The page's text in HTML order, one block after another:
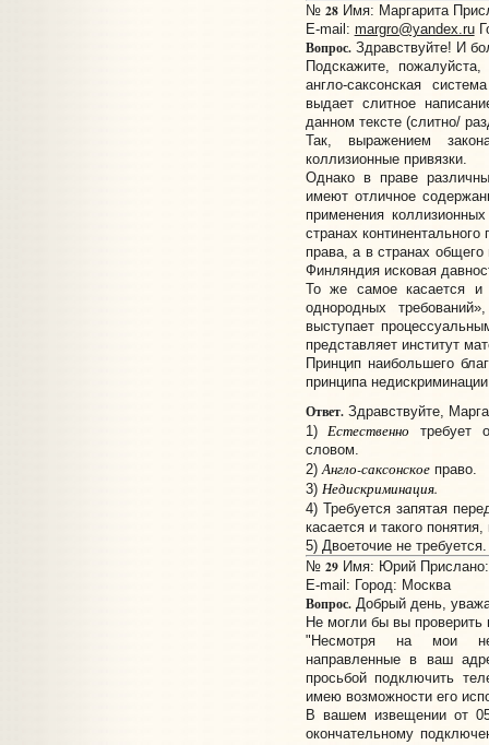
№ 28Имя: Маргарита
E-mail: margro@yandex.ru
Вопрос.Здравствуйте! И
Подскажите,
англо-саксонская
выдает слитное
данном тексте (слитно/
Так, выражением
коллизионные привязки.
Однако в праве
имеют отличное
применения
странах
права, а в странах
Финляндия исковая
То же самое касается и
однородных
выступает
представляет институт
Принцип наибольшего
принципа
Ответ.Здравствуйте,
1)Естественно требует
словом.
2)Англо-саксонскоеправо.
3) Недискриминация.
4) Требуется запятая
касается и такого понятия,
5) Двоеточие не требуется.
№ 29Имя: Юрий Прислано:
E-mail: Город: Москва
Вопрос.Добрый день,
Не могли бы вы проверить
"Несмотря на мои
направленные в ваш
просьбой подключить
имею возможности его
В вашем извещении от
окончательному